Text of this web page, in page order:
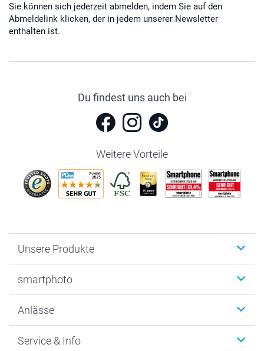
Sie können sich jederzeit abmelden, indem Sie auf den
Abmeldelink klicken, der in jedem unserer Newsletter
enthalten ist.
Du findest uns auch bei
Weitere Vorteile
Unsere Produkte
Fotogeschenke
MyNameBook
Fotoabzüge, Fotos als Buch & Poster
smartphoto
Warum smartphoto
Datenschutz
Anlässe
Neujahr
Service & Info